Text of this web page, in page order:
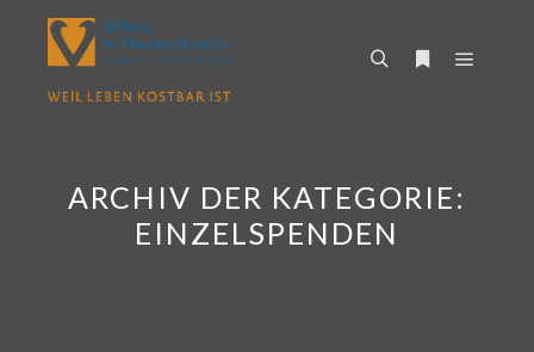
ARCHIV DER KATEGORIE:
EINZELSPENDEN